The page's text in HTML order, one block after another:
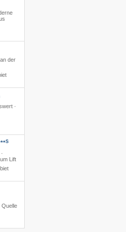
der
·
S
Lift
Quelle